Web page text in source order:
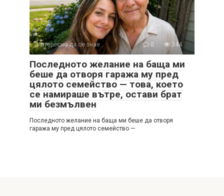
Интересно да се знае 0 344
Последното желание на баща ми
беше да отворя гаража му пред
цялото семейство — това, което
се намираше вътре, остави брат
ми безмълвен
Последното желание на баща ми беше да отворя
гаража му пред цялото семейство —